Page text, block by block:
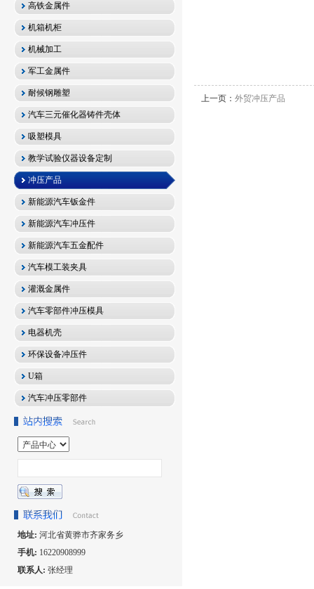
高铁金属件
机箱机柜
机械加工
军工金属件
耐候钢雕塑
汽车三元催化器铸件壳体
吸塑模具
教学试验仪器设备定制
冲压产品
新能源汽车钣金件
新能源汽车冲压件
新能源汽车五金配件
汽车模工装夹具
灌溉金属件
汽车零部件冲压模具
电器机壳
环保设备冲压件
U箱
汽车冲压零部件
地址: 河北省黄骅市齐家务乡
手机: 16220908999
联系人: 张经理
上一页： 外贸冲压产品